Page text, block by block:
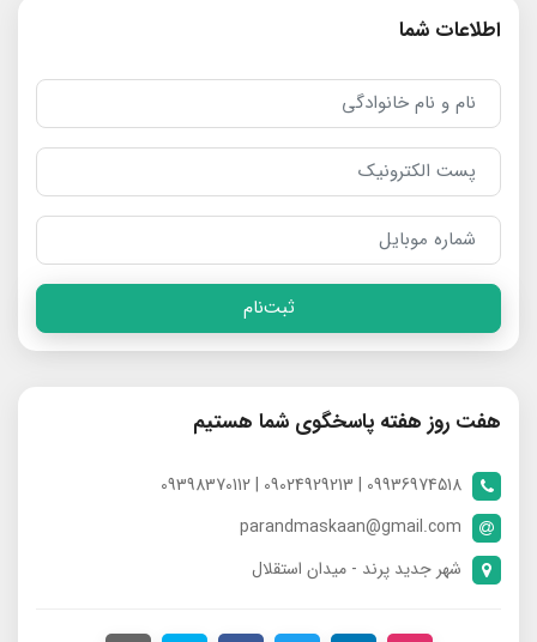
اطلاعات شما
ثبت‌نام
هفت روز هفته پاسخگوی شما هستیم
09936974518 | 09024929213 | 09398370112
parandmaskaan@gmail.com
شهر جدید پرند - میدان استقلال